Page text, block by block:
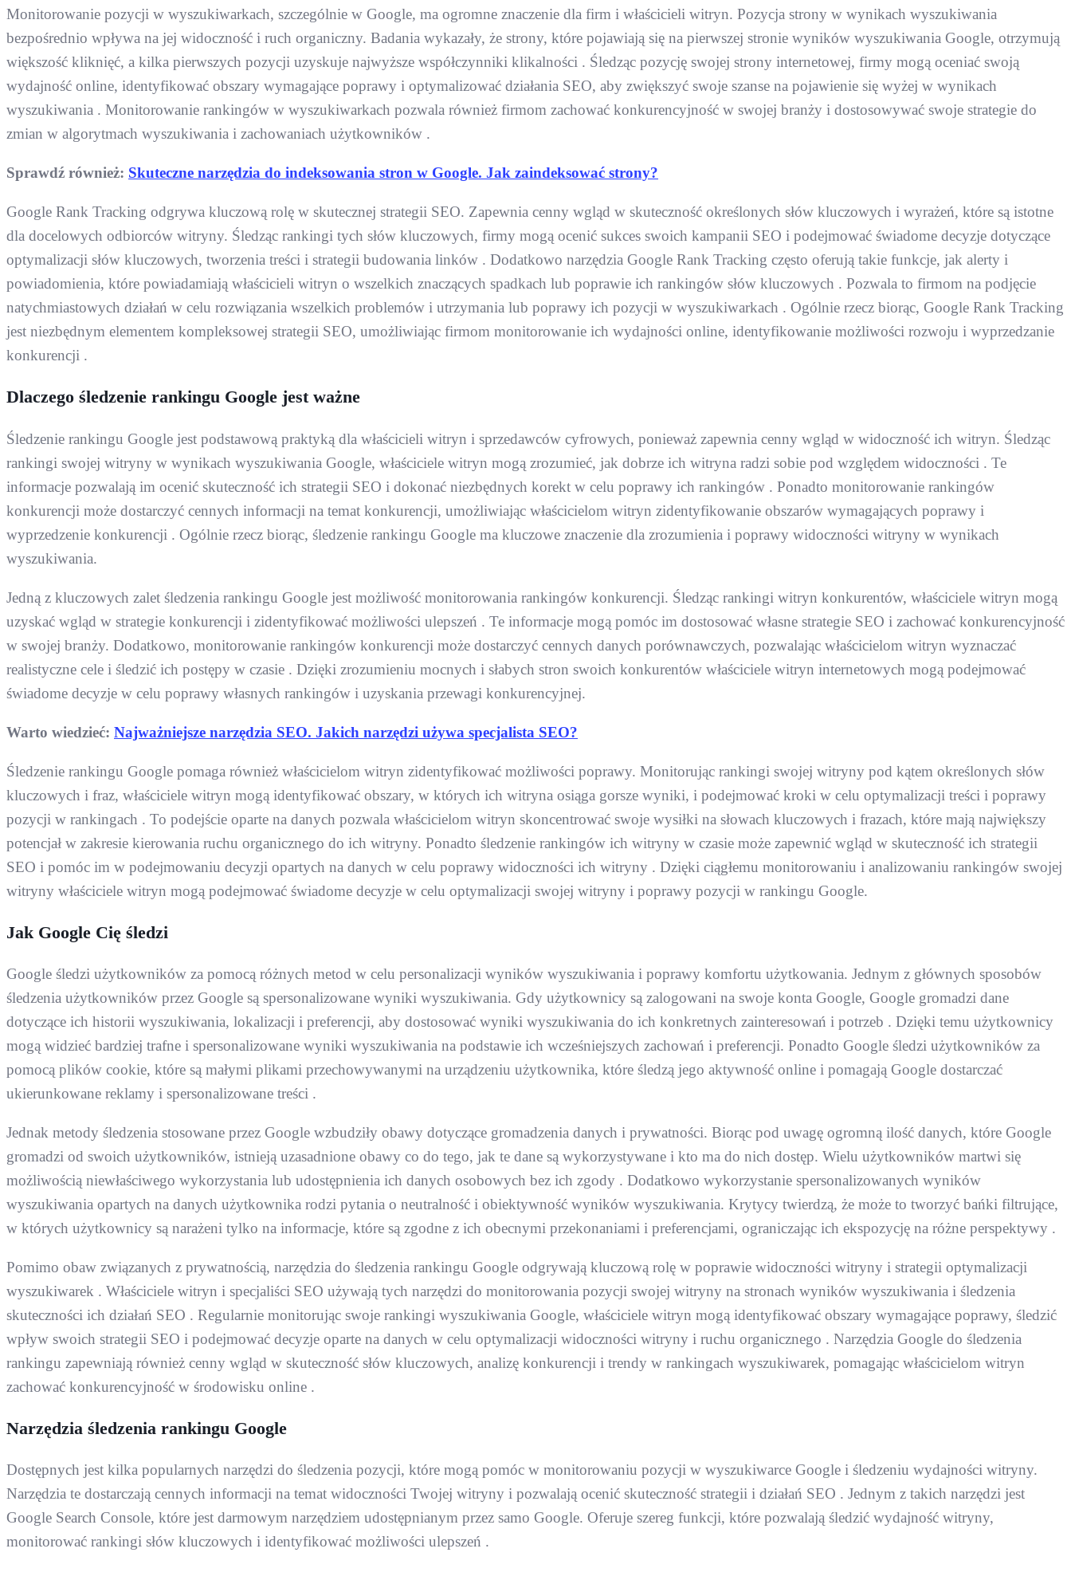
Monitorowanie pozycji w wyszukiwarkach, szczególnie w Google, ma ogromne znaczenie dla firm i właścicieli witryn. Pozycja strony w wynikach wyszukiwania
bezpośrednio wpływa na jej widoczność i ruch organiczny. Badania wykazały, że strony, które pojawiają się na pierwszej stronie wyników wyszukiwania Google, otrzymują
większość kliknięć, a kilka pierwszych pozycji uzyskuje najwyższe współczynniki klikalności . Śledząc pozycję swojej strony internetowej, firmy mogą oceniać swoją
wydajność online, identyfikować obszary wymagające poprawy i optymalizować działania SEO, aby zwiększyć swoje szanse na pojawienie się wyżej w wynikach
wyszukiwania . Monitorowanie rankingów w wyszukiwarkach pozwala również firmom zachować konkurencyjność w swojej branży i dostosowywać swoje strategie do
zmian w algorytmach wyszukiwania i zachowaniach użytkowników .
Sprawdź również: Skuteczne narzędzia do indeksowania stron w Google. Jak zaindeksować strony?
Google Rank Tracking odgrywa kluczową rolę w skutecznej strategii SEO. Zapewnia cenny wgląd w skuteczność określonych słów kluczowych i wyrażeń, które są istotne
dla docelowych odbiorców witryny. Śledząc rankingi tych słów kluczowych, firmy mogą ocenić sukces swoich kampanii SEO i podejmować świadome decyzje dotyczące
optymalizacji słów kluczowych, tworzenia treści i strategii budowania linków . Dodatkowo narzędzia Google Rank Tracking często oferują takie funkcje, jak alerty i
powiadomienia, które powiadamiają właścicieli witryn o wszelkich znaczących spadkach lub poprawie ich rankingów słów kluczowych . Pozwala to firmom na podjęcie
natychmiastowych działań w celu rozwiązania wszelkich problemów i utrzymania lub poprawy ich pozycji w wyszukiwarkach . Ogólnie rzecz biorąc, Google Rank Tracking
jest niezbędnym elementem kompleksowej strategii SEO, umożliwiając firmom monitorowanie ich wydajności online, identyfikowanie możliwości rozwoju i wyprzedzanie
konkurencji .
Dlaczego śledzenie rankingu Google jest ważne
Śledzenie rankingu Google jest podstawową praktyką dla właścicieli witryn i sprzedawców cyfrowych, ponieważ zapewnia cenny wgląd w widoczność ich witryn. Śledząc
rankingi swojej witryny w wynikach wyszukiwania Google, właściciele witryn mogą zrozumieć, jak dobrze ich witryna radzi sobie pod względem widoczności . Te
informacje pozwalają im ocenić skuteczność ich strategii SEO i dokonać niezbędnych korekt w celu poprawy ich rankingów . Ponadto monitorowanie rankingów
konkurencji może dostarczyć cennych informacji na temat konkurencji, umożliwiając właścicielom witryn zidentyfikowanie obszarów wymagających poprawy i
wyprzedzenie konkurencji . Ogólnie rzecz biorąc, śledzenie rankingu Google ma kluczowe znaczenie dla zrozumienia i poprawy widoczności witryny w wynikach
wyszukiwania.
Jedną z kluczowych zalet śledzenia rankingu Google jest możliwość monitorowania rankingów konkurencji. Śledząc rankingi witryn konkurentów, właściciele witryn mogą
uzyskać wgląd w strategie konkurencji i zidentyfikować możliwości ulepszeń . Te informacje mogą pomóc im dostosować własne strategie SEO i zachować konkurencyjność
w swojej branży. Dodatkowo, monitorowanie rankingów konkurencji może dostarczyć cennych danych porównawczych, pozwalając właścicielom witryn wyznaczać
realistyczne cele i śledzić ich postępy w czasie . Dzięki zrozumieniu mocnych i słabych stron swoich konkurentów właściciele witryn internetowych mogą podejmować
świadome decyzje w celu poprawy własnych rankingów i uzyskania przewagi konkurencyjnej.
Warto wiedzieć: Najważniejsze narzędzia SEO. Jakich narzędzi używa specjalista SEO?
Śledzenie rankingu Google pomaga również właścicielom witryn zidentyfikować możliwości poprawy. Monitorując rankingi swojej witryny pod kątem określonych słów
kluczowych i fraz, właściciele witryn mogą identyfikować obszary, w których ich witryna osiąga gorsze wyniki, i podejmować kroki w celu optymalizacji treści i poprawy
pozycji w rankingach . To podejście oparte na danych pozwala właścicielom witryn skoncentrować swoje wysiłki na słowach kluczowych i frazach, które mają największy
potencjał w zakresie kierowania ruchu organicznego do ich witryny. Ponadto śledzenie rankingów ich witryny w czasie może zapewnić wgląd w skuteczność ich strategii
SEO i pomóc im w podejmowaniu decyzji opartych na danych w celu poprawy widoczności ich witryny . Dzięki ciągłemu monitorowaniu i analizowaniu rankingów swojej
witryny właściciele witryn mogą podejmować świadome decyzje w celu optymalizacji swojej witryny i poprawy pozycji w rankingu Google.
Jak Google Cię śledzi
Google śledzi użytkowników za pomocą różnych metod w celu personalizacji wyników wyszukiwania i poprawy komfortu użytkowania. Jednym z głównych sposobów
śledzenia użytkowników przez Google są spersonalizowane wyniki wyszukiwania. Gdy użytkownicy są zalogowani na swoje konta Google, Google gromadzi dane
dotyczące ich historii wyszukiwania, lokalizacji i preferencji, aby dostosować wyniki wyszukiwania do ich konkretnych zainteresowań i potrzeb . Dzięki temu użytkownicy
mogą widzieć bardziej trafne i spersonalizowane wyniki wyszukiwania na podstawie ich wcześniejszych zachowań i preferencji. Ponadto Google śledzi użytkowników za
pomocą plików cookie, które są małymi plikami przechowywanymi na urządzeniu użytkownika, które śledzą jego aktywność online i pomagają Google dostarczać
ukierunkowane reklamy i spersonalizowane treści .
Jednak metody śledzenia stosowane przez Google wzbudziły obawy dotyczące gromadzenia danych i prywatności. Biorąc pod uwagę ogromną ilość danych, które Google
gromadzi od swoich użytkowników, istnieją uzasadnione obawy co do tego, jak te dane są wykorzystywane i kto ma do nich dostęp. Wielu użytkowników martwi się
możliwością niewłaściwego wykorzystania lub udostępnienia ich danych osobowych bez ich zgody . Dodatkowo wykorzystanie spersonalizowanych wyników
wyszukiwania opartych na danych użytkownika rodzi pytania o neutralność i obiektywność wyników wyszukiwania. Krytycy twierdzą, że może to tworzyć bańki filtrujące,
w których użytkownicy są narażeni tylko na informacje, które są zgodne z ich obecnymi przekonaniami i preferencjami, ograniczając ich ekspozycję na różne perspektywy .
Pomimo obaw związanych z prywatnością, narzędzia do śledzenia rankingu Google odgrywają kluczową rolę w poprawie widoczności witryny i strategii optymalizacji
wyszukiwarek . Właściciele witryn i specjaliści SEO używają tych narzędzi do monitorowania pozycji swojej witryny na stronach wyników wyszukiwania i śledzenia
skuteczności ich działań SEO . Regularnie monitorując swoje rankingi wyszukiwania Google, właściciele witryn mogą identyfikować obszary wymagające poprawy, śledzić
wpływ swoich strategii SEO i podejmować decyzje oparte na danych w celu optymalizacji widoczności witryny i ruchu organicznego . Narzędzia Google do śledzenia
rankingu zapewniają również cenny wgląd w skuteczność słów kluczowych, analizę konkurencji i trendy w rankingach wyszukiwarek, pomagając właścicielom witryn
zachować konkurencyjność w środowisku online .
Narzędzia śledzenia rankingu Google
Dostępnych jest kilka popularnych narzędzi do śledzenia pozycji, które mogą pomóc w monitorowaniu pozycji w wyszukiwarce Google i śledzeniu wydajności witryny.
Narzędzia te dostarczają cennych informacji na temat widoczności Twojej witryny i pozwalają ocenić skuteczność strategii i działań SEO . Jednym z takich narzędzi jest
Google Search Console, które jest darmowym narzędziem udostępnianym przez samo Google. Oferuje szereg funkcji, które pozwalają śledzić wydajność witryny,
monitorować rankingi słów kluczowych i identyfikować możliwości ulepszeń .